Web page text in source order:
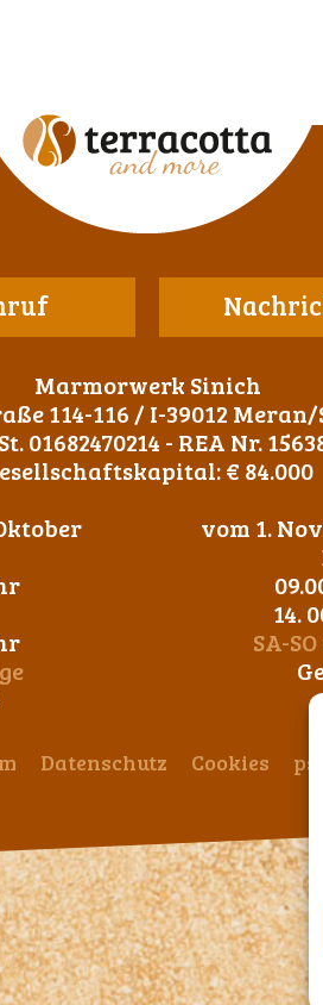
Marmorwerk Sinich
114-116 / I-39012
01682470214 - REA Nr.
€ 84.000
vom 1.
14.
SA-
Datenschutz Cookies